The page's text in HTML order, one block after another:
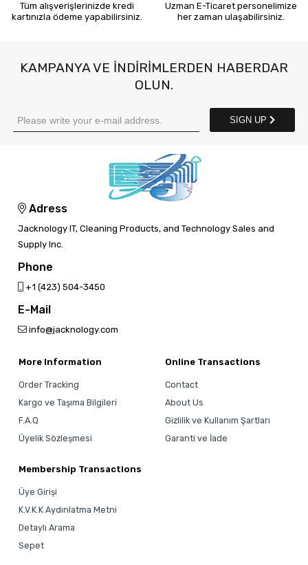
Tüm alışverişlerinizde kredi
kartınızla ödeme yapabilirsiniz.
Uzman E-Ticaret personelimize
her zaman ulaşabilirsiniz.
KAMPANYA VE INDIRIMLERDEN HABERDAR
OLUN.
SIGN UP
Adress
Jacknology IT, Cleaning Products, and Technology Sales and
Supply Inc.
Phone
‎+1 (423) 504-3450
E-Mail
info@jacknology.com
More Information
Order Tracking
Kargo ve Taşıma Bilgileri
F.A.Q
Üyelik Sözleşmesi
Online Transactions
Contact
About Us
Gizlilik ve Kullanım Şartları
Garanti ve İade
Membership Transactions
Üye Girişi
K.V.K.K Aydınlatma Metni
Detaylı Arama
Sepet